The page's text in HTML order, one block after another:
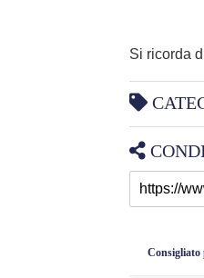
Si ricorda
Consigliato